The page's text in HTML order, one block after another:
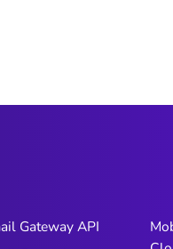
Gateway API